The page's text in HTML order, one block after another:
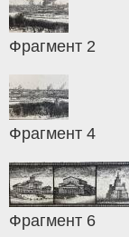
Фрагмент 2
Фрагмент 4
Фрагмент 6